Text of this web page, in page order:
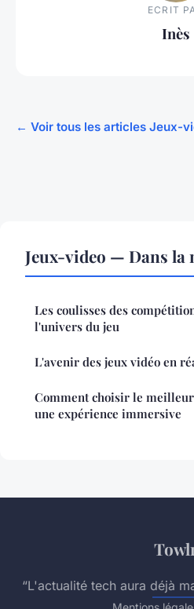
ECRIT
Inès
← Voir tous les articles Jeux-
Jeux-video — Dans la
Les coulisses des
l'univers du jeu
L'avenir des jeux vidéo en
Comment choisir le
une expérience immersive
“L'actualité tech aura déjà